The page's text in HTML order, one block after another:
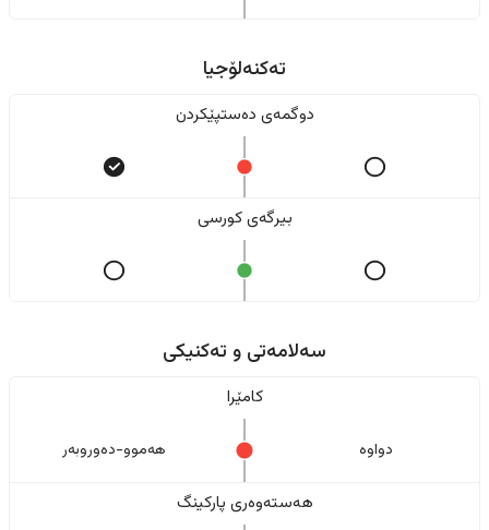
تەکنەلۆجیا
دوگمەی دەستپێکردن
بیرگەی کورسی
سەلامەتی و تەکنیکی
کامێرا
دواوە هەموو-دەوروبەر
هەستەوەری پارکینگ